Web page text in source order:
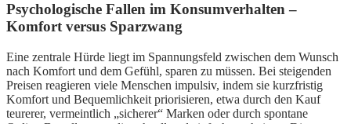
Psychologische Fallen im Konsumverhalten –
Komfort versus Sparzwang
Eine zentrale Hürde liegt im Spannungsfeld zwischen dem Wunsch
nach Komfort und dem Gefühl, sparen zu müssen. Bei steigenden
Preisen reagieren viele Menschen impulsiv, indem sie kurzfristig
Komfort und Bequemlichkeit priorisieren, etwa durch den Kauf
teurerer, vermeintlich „sicherer“ Marken oder durch spontane